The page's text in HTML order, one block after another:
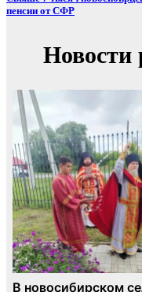
пенсии от СФР